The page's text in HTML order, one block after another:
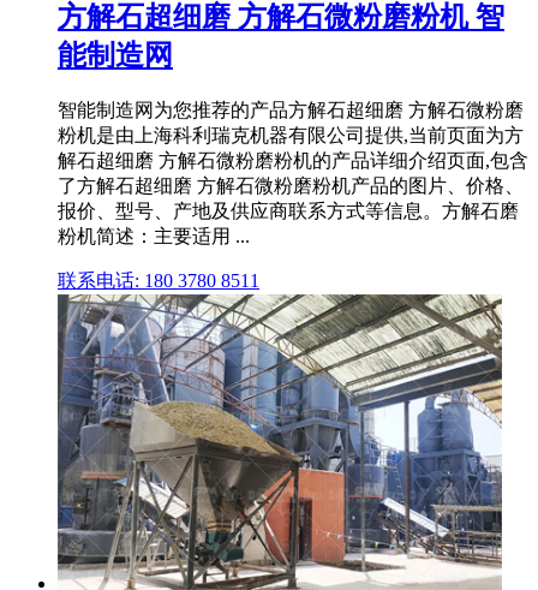
方解石超细磨 方解石微粉磨粉机 智
能制造网
智能制造网为您推荐的产品方解石超细磨 方解石微粉磨
粉机是由上海科利瑞克机器有限公司提供,当前页面为方
解石超细磨 方解石微粉磨粉机的产品详细介绍页面,包含
了方解石超细磨 方解石微粉磨粉机产品的图片、价格、
报价、型号、产地及供应商联系方式等信息。方解石磨
粉机简述：主要适用 ...
联系电话: 180 3780 8511